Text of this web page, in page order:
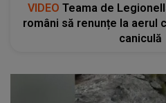
VIDEO Teama de
români să renunțe la aerul
caniculă